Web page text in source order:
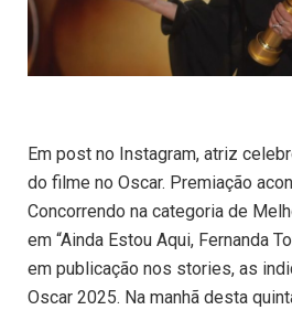
Em post no Instagram, atriz
do filme no Oscar. Premiação
Concorrendo na categoria de
em “Ainda Estou Aqui, Fernanda
em publicação nos stories, as
Oscar 2025. Na manhã desta